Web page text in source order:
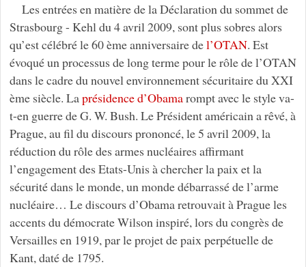
Les entrées en matière de la Déclaration du sommet de
Strasbourg - Kehl du 4 avril 2009, sont plus sobres alors
qu’est célébré le 60 ème anniversaire del’OTAN. Est
évoqué un processus de long terme pour le rôle de l’OTAN
dans le cadre du nouvel environnement sécuritaire du XXI
ème siècle. Laprésidence d’Obamarompt avec le style va-
t-en guerre de G. W. Bush. Le Président américain a rêvé, à
Prague, au fil du discours prononcé, le 5 avril 2009, la
réduction du rôle des armes nucléaires affirmant
l’engagement des Etats-Unis à chercher la paix et la
sécurité dans le monde, un monde débarrassé de l’arme
nucléaire… Le discours d’Obama retrouvait à Prague les
accents du démocrate Wilson inspiré, lors du congrès de
Versailles en 1919, par le projet de paix perpétuelle de
Kant, daté de 1795.